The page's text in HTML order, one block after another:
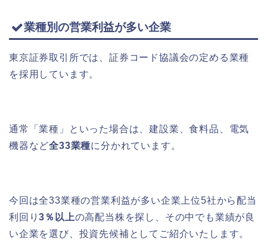
業種別の営業利益が多い企業
東京証券取引所では、証券コード協議会の定める業種
を採用しています。
通常「業種」といった場合は、建設業、食料品、電気
機器など全33業種に分かれています。
今回は全33業種の営業利益が多い企業上位5社から配当
利回り3％以上の高配当株を探し、その中でも業績が良
い企業を選び、投資先候補としてご紹介いたします。